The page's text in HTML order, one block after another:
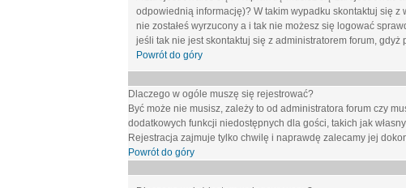
odpowiednią informację)? W takim wypadku skontaktuj się
nie zostałeś wyrzucony a i tak nie możesz się logować
jeśli tak nie jest skontaktuj się z administratorem forum,
Powrót do góry
Dlaczego w ogóle muszę się rejestrować?
Być może nie musisz, zależy to od administratora forum czy
dodatkowych funkcji niedostępnych dla gości, takich jak
Rejestracja zajmuje tylko chwilę i naprawdę zalecamy jej
Powrót do góry